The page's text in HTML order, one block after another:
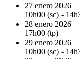
27 enero 2026
10h00 (sc) -
28 enero 2026
17h00 (tp)
29 enero 2026
10h00 (sc) -